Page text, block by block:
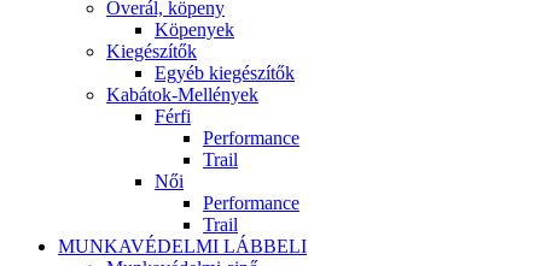
Overál, köpeny
Köpenyek
Kiegészítők
Egyéb kiegészítők
Kabátok-Mellények
Férfi
Performance
Trail
Női
Performance
Trail
MUNKAVÉDELMI LÁBBELI